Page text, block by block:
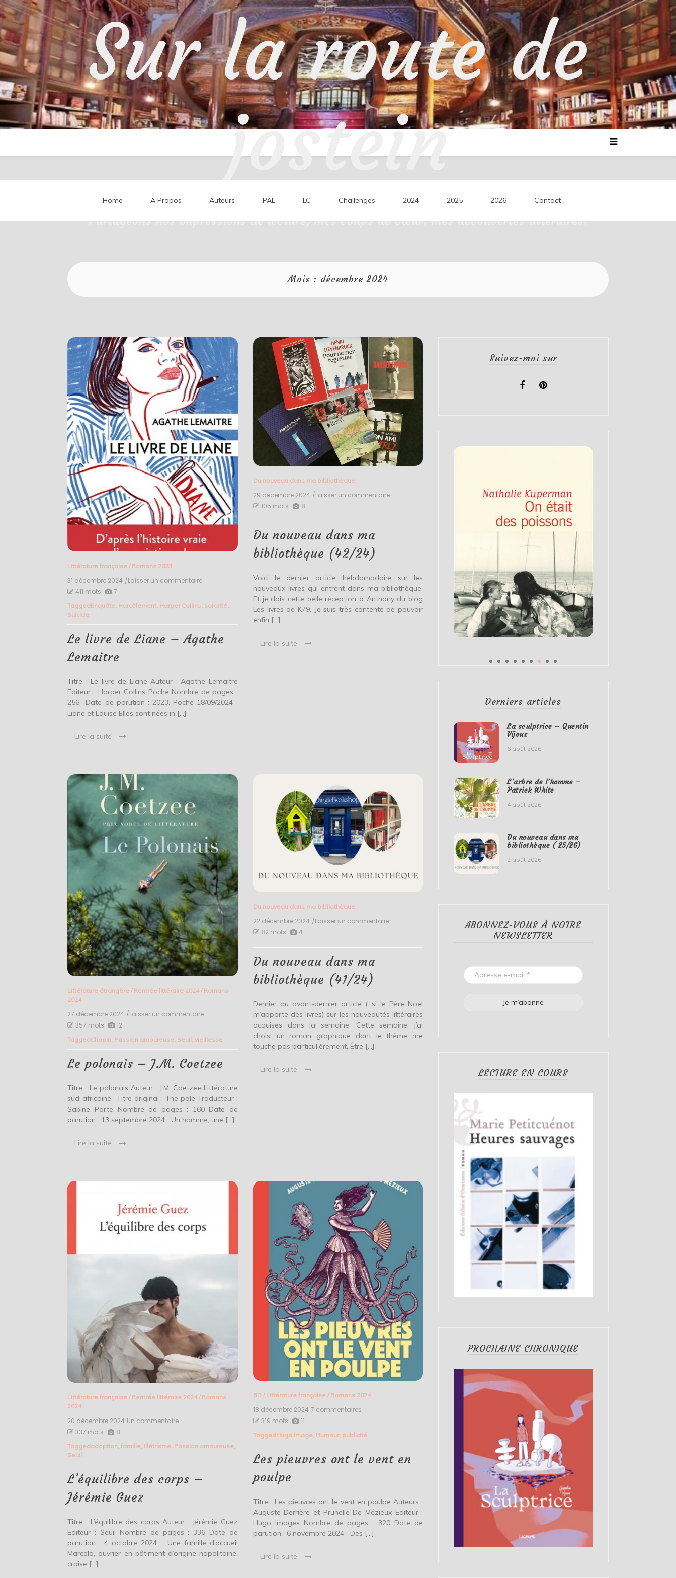
Skip
to
content
Sur la route de
jostein
Partageons nos impressions de lecture, mes coups de cœur, mes découvertes littéraires.
Home A Propos Auteurs PAL LC Challenges 2024 2025 2026 Contact
Mois : décembre 2024
Littérature française / Romans 2023
31 décembre 2024 /Laisser un commentaire
de
Agathe
Lemaitre
411 mots 7
TaggedEnquête Harcèlement Harper Collins sororité
Suicide
Le livre de Liane – Agathe
Lemaitre
Titre : Le livre de Liane Auteur : Agathe Lemaitre
Editeur : Harper Collins Poche Nombre de pages :
256 Date de parution : 2023, Poche 18/09/2024
Liane et Louise Elles sont nées in […]
Lire la suite
Du nouveau dans ma bibliothèque
29 décembre 2024 /Laisser un commentaireon
105 mots 8
Du nouveau dans ma
bibliothèque (42/24)
Voici le dernier article hebdomadaire sur les
nouveaux livres qui entrent dans ma bibliothèque.
Et je dois cette belle réception à Anthony du blog
Les livres de K79. Je suis très contente de pouvoir
enfin […]
Lire la suite
Littérature étrangère / Rentrée littéraire 2024/ Romans
2024
27 décembre 2024 /Laisser un commentaire
–
357 mots 12
TaggedChopin, Passion amoureuse, Seuil,vieillesse
Le polonais – J.M. Coetzee
Titre : Le polonais Auteur : J.M. Coetzee Littérature
sud-africaine Titre original : The pole Traducteur :
Sabine Porte Nombre de pages : 160 Date de
parution : 13 septembre 2024 Un homme, une […]
Lire la suite
Du nouveau dans ma bibliothèque
22 décembre 2024 /Laisser un commentaireon
82 mots 4
Du nouveau dans ma
bibliothèque (41/24)
Dernier ou avant-dernier article ( si le Père Noël
m’apporte des livres) sur les nouveautés littéraires
acquises dans la semaine. Cette semaine, j’ai
choisi un roman graphique dont le thème me
touche pas particulièrement. Être […]
Lire la suite
Littérature française / Rentrée littéraire 2024/ Romans
2024
20 décembre 2024 Un commentaire
corps
337 mots 8
Taggedadoption,famille, Illétrisme, Passion amoureuse,
Seuil
L’équilibre des corps –
Jérémie Guez
Titre : L’équilibre des corps Auteur : Jérémie Guez
Editeur : Seuil Nombre de pages : 336 Date de
parution : 4 octobre 2024 Une famille d’accueil
Marcelo, ouvrier en bâtiment d’origine napolitaine,
croise […]
BD/ Littérature française/ Romans 2024
18 décembre 2024 7 commentaires
ont
en
319 mots 11
TaggedHugo Image, Humour, publicité
Les pieuvres ont le vent en
poulpe
Titre : Les pieuvres ont le vent en poulpe Auteurs :
Auguste Derrière et Prunelle De Mézieux Editeur :
Hugo Images Nombre de pages : 320 Date de
parution : 6 novembre 2024 Des […]
Lire la suite
Suivez-moi sur
Derniers articles
La sculptrice – Quentin
Vijoux
6 août 2026
L’arbre de l’homme –
Patrick White
4 août 2026
Du nouveau dans ma
bibliothèque ( 25/26)
2 août 2026
ABONNEZ-VOUS À NOTRE
NEWSLETTER
LECTURE EN COURS
PROCHAINE CHRONIQUE